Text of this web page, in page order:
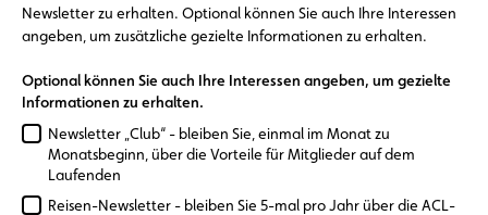
Newsletter zu erhalten. Optional können Sie auch Ihre Interessen
angeben, um zusätzliche gezielte Informationen zu erhalten.
Optional können Sie auch Ihre Interessen angeben, um gezielte
Informationen zu erhalten.
Newsletter „Club“ - bleiben Sie, einmal im Monat zu
Monatsbeginn, über die Vorteile für Mitglieder auf dem
Laufenden
Reisen-Newsletter - bleiben Sie 5-mal pro Jahr über die ACL-